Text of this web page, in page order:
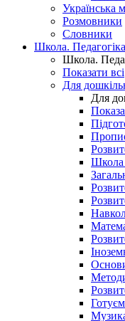
Українська
Розмовники
Словники
Школа. Педагогіка
Школа.
Показати всі
Для
Для
Школа